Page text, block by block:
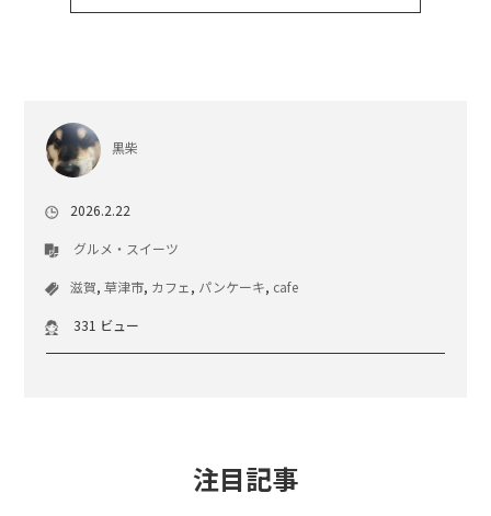
黒柴
2026.2.22
グルメ・スイーツ
滋賀,草津市, カフェ , パンケーキ, cafe
331 ビュー
注目記事